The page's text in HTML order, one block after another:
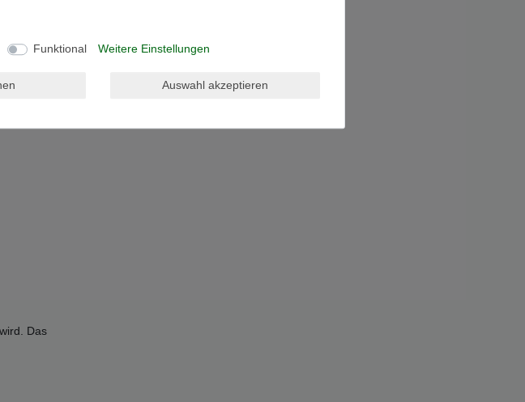
Das
Funktional Weitere Einstellungen
Auswahl akzeptieren